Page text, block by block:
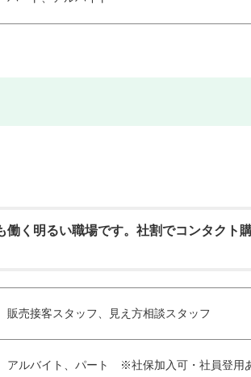
働く明るい職場です。社割でコンタクト
販売接客スタッフ、見え方相談スタッフ
アルバイト、パート ※社保加入可・社員登用